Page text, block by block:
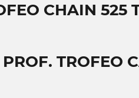
CHAIN 525
PROF. TROFEO